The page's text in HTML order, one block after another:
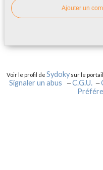
Ajouter un
Voir le profil deSydokysur le
Signaler un abus
C.G.U.